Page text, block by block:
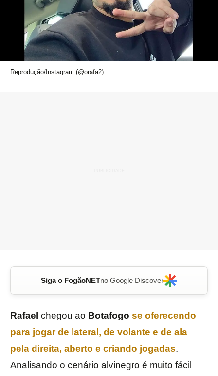
Reprodução/Instagram (@orafa2)
Siga o FogãoNETno Google Discover
Rafael chegou ao Botafogo se oferecendo
para jogar de lateral, de volante e de ala
pela direita, aberto e criando jogadas.
Analisando o cenário alvinegro é muito fácil